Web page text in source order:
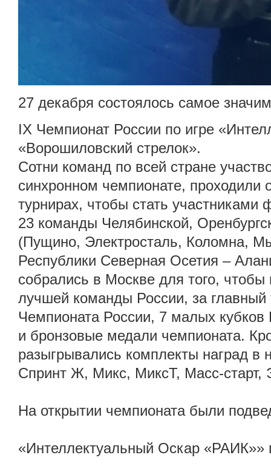
27 декабря состоялось самое
IX Чемпионат России по игре
«Ворошиловский стрелок».
Сотни команд по всей стране
синхронном чемпионате, проходили
турнирах, чтобы стать участниками
23 команды Челябинской,
(Пущино, Электросталь, Коломна,
Республики Северная Осетия –
собрались в Москве для того, чтобы
лучшей команды России, за
Чемпионата России, 7 малых
и бронзовые медали чемпионата.
разыгрывались комплекты наград
Спринт Ж, Микс, МиксТ, Масс-старт,
На открытии чемпионата были
«Интеллектуальный Оскар «РАИК»»